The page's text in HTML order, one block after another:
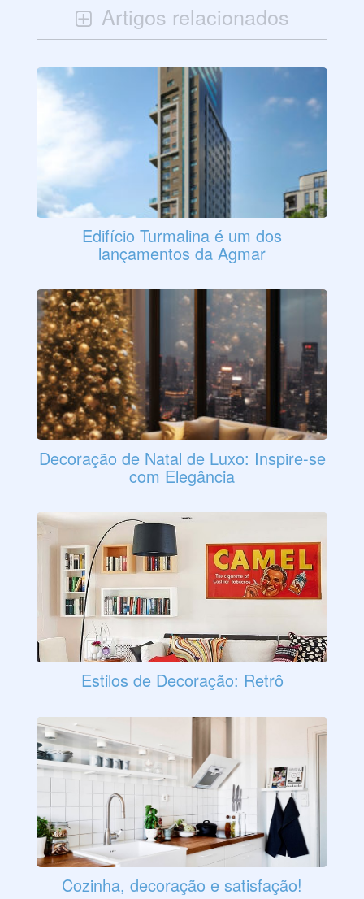
Artigos relacionados
Edifício Turmalina é um dos
lançamentos da Agmar
Decoração de Natal de Luxo: Inspire-se
com Elegância
Estilos de Decoração: Retrô
Cozinha, decoração e satisfação!